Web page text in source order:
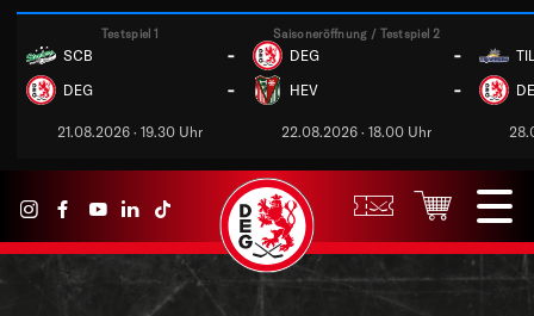
Testspiel 1
SCB -
DEG -
21.08.2026 · 19.30 Uhr
Saisoneröffnung / Testspiel 2
DEG -
HEV -
22.08.2026 · 18.00 Uhr
TIL